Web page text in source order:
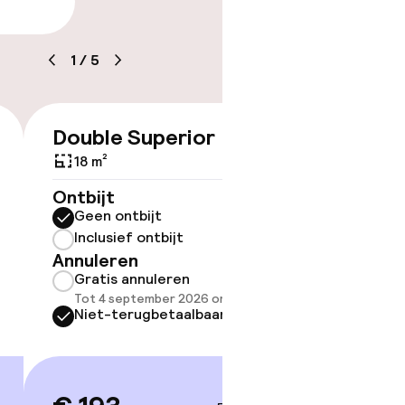
kamers
1 / 5
Double Superior
18 m²
Ontbijt
Geen ontbijt
Inclusief ontbijt
Annuleren
Gratis annuleren
Tot 4 september 2026 om 21:59
Niet-terugbetaalbaar